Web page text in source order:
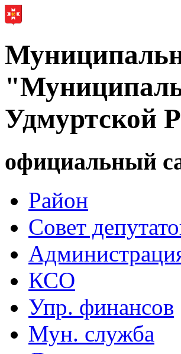
Удмуртской
официальный
Район
Совет
КСО
Упр. финансов
Мун. служба